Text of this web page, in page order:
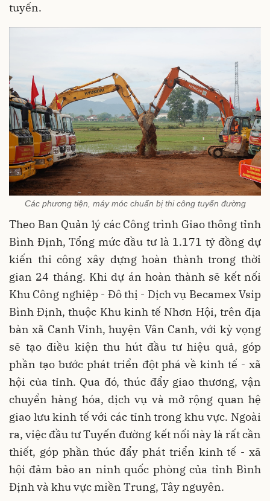
tuyến.
Các phương tiện, máy móc chuẩn bị thi công tuyến đường
Theo Ban Quản lý các Công trình Giao thông tỉnh
Bình Định, Tổng mức đầu tư là 1.171 tỷ đồng dự
kiến thi công xây dựng hoàn thành trong thời
gian 24 tháng. Khi dự án hoàn thành sẽ kết nối
Khu Công nghiệp - Đô thị - Dịch vụ Becamex Vsip
Bình Định, thuộc Khu kinh tế Nhơn Hội, trên địa
bàn xã Canh Vinh, huyện Vân Canh, với kỳ vọng
sẽ tạo điều kiện thu hút đầu tư hiệu quả, góp
phần tạo bước phát triển đột phá về kinh tế - xã
hội của tỉnh. Qua đó, thúc đẩy giao thương, vận
chuyển hàng hóa, dịch vụ và mở rộng quan hệ
giao lưu kinh tế với các tỉnh trong khu vực. Ngoài
ra, việc đầu tư Tuyến đường kết nối này là rất cần
thiết, góp phần thúc đẩy phát triển kinh tế - xã
hội đảm bảo an ninh quốc phòng của tỉnh Bình
Định và khu vực miền Trung, Tây nguyên.